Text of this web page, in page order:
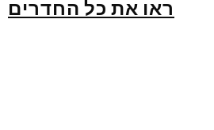
ראו את כל החדרים